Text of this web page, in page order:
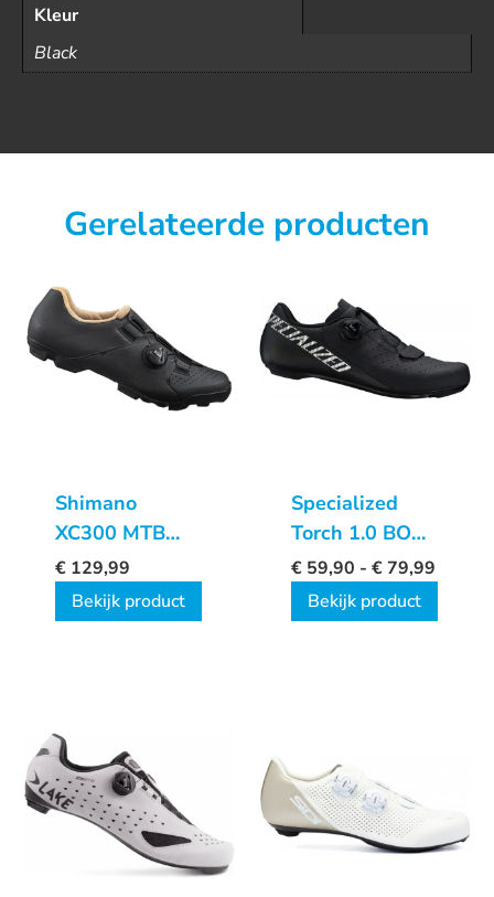
Kleur
Black
Gerelateerde producten
Shimano
XC300 MTB
Dames
schoenen
€ 129,99
Bekijk product
Specialized
Torch 1.0 BOA
fietsschoenen
€ 59,90 - €79,99
Bekijk product